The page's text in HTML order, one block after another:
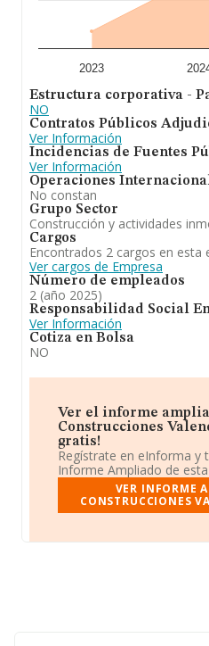
está enfocada
de promoción publica. En el
2023
Estructura corporativa -
NO
Contratos Públicos
Ver Información
Incidencias de Fuentes
Ver Información
Operaciones
No constan
Grupo Sector
Construcción y actividades
Cargos
Encontrados 2 cargos en esta
Ver cargos de Empresa
Número de empleados
2 (año 2025)
Responsabilidad Social
Ver Información
Cotiza en Bolsa
NO
Ver el informe
Construcciones
gratis!
Regístrate en eInforma y
Informe Ampliado de
VER INFORME
CONSTRUCCIONES